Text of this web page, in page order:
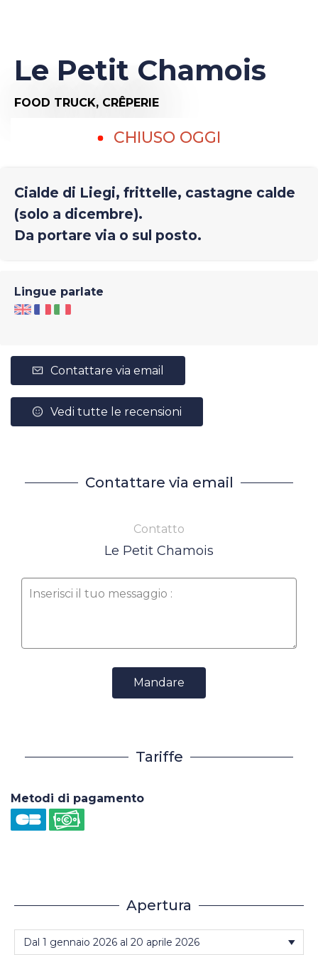
Le Petit Chamois
FOOD TRUCK, CRÊPERIE
CHIUSO OGGI
Cialde di Liegi, frittelle, castagne calde
(solo a dicembre).
Da portare via o sul posto.
Lingue parlate
Contattare via email
Vedi tutte le recensioni
Contattare via email
Contatto
Le Petit Chamois
Mandare
Tariffe
Metodi di pagamento
Apertura